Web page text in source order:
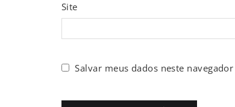
Site
Salvar meus dados neste